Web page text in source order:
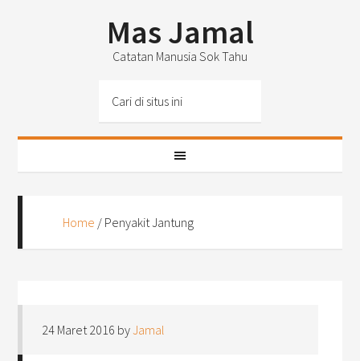
Mas Jamal
Catatan Manusia Sok Tahu
Home / Penyakit Jantung
24 Maret 2016 byJamal